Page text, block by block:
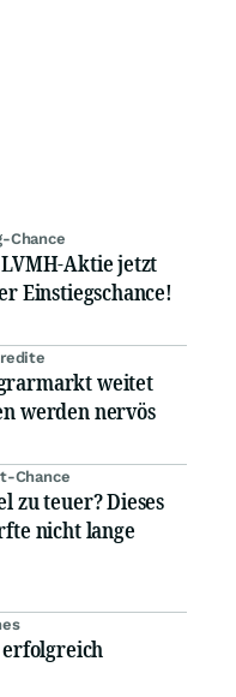
Chance
Aktie jetzt
Einstiegschance!
weitet
werden nervös
Chance
zu teuer? Dieses
nicht lange